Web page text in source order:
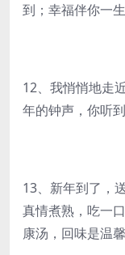
到；幸福伴你一
12、我悄悄地走
年的钟声，你听
13、新年到了，
真情煮熟，吃一
康汤，回味是温